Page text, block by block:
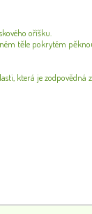
oříšku.
těle pokrytém
která je